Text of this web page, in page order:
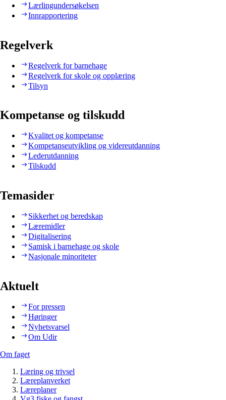
Lærlingundersøkelsen
Innrapportering
Regelverk
Regelverk for barnehage
Regelverk for skole og opplæring
Tilsyn
Kompetanse og tilskudd
Kvalitet og kompetanse
Kompetanseutvikling og videreutdanning
Lederutdanning
Tilskudd
Temasider
Sikkerhet og beredskap
Læremidler
Digitalisering
Samisk i barnehage og skole
Nasjonale minoriteter
Aktuelt
For pressen
Høringer
Nyhetsvarsel
Om Udir
Om faget
Læring og trivsel
Læreplanverket
Læreplaner